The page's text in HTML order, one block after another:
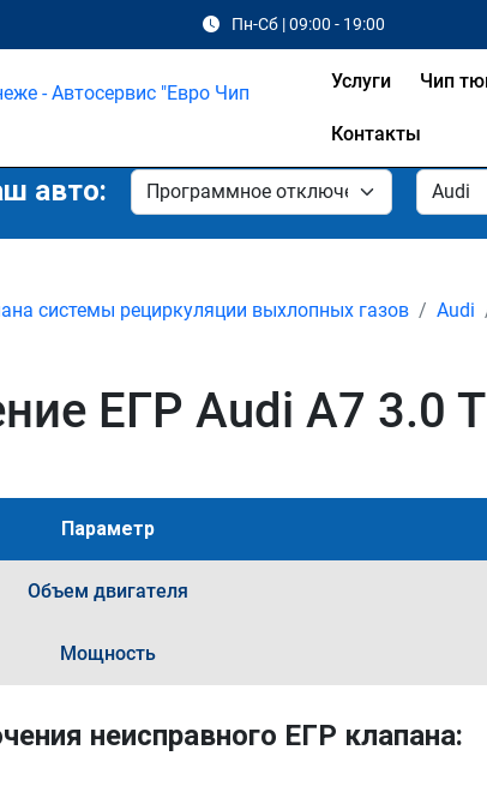
Пн-Сб | 09:00 - 19:00
Услуги Чип
Контакты
авто:
системы рециркуляции выхлопных газов Audi
ЕГР Audi A7 3.0
Параметр
Объем двигателя
Мощность
неисправного ЕГР клапана: